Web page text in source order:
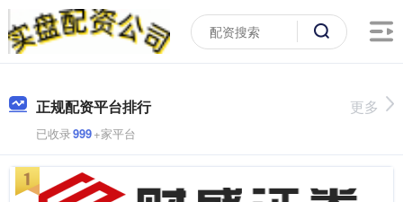
正规配资平台排行
已收录999+家平台
更多